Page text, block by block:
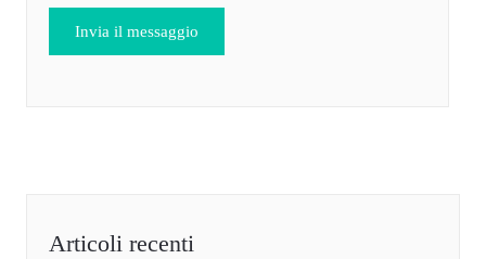
Articoli recenti